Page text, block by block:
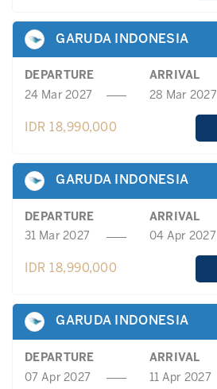
GARUDA INDONESIA
DEPARTURE
ARRIVAL
24 Mar 2027
28 Mar 2027
IDR 18,990,000
GARUDA INDONESIA
DEPARTURE
ARRIVAL
31 Mar 2027
04 Apr 2027
IDR 18,990,000
GARUDA INDONESIA
DEPARTURE
ARRIVAL
07 Apr 2027
11 Apr 2027